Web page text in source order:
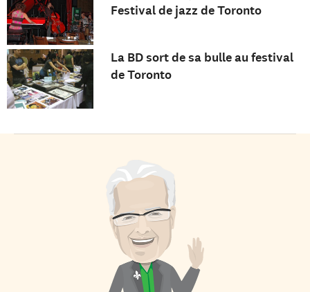
Festival de jazz de Toronto
La BD sort de sa bulle au festival
de Toronto